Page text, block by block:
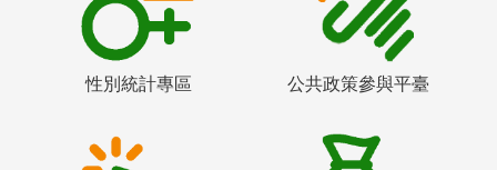
性別統計專區 公共政策參與平臺